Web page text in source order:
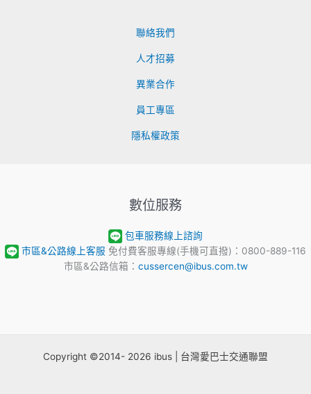
聯絡我們
人才招募
異業合作
員工專區
隱私權政策
數位服務
包車服務線上諮詢
市區&公路線上客服 免付費客服專線(手機可直撥)：0800-889-116
市區&公路信箱： cussercen@ibus.com.tw
Copyright ©2014- 2026 ibus | 台灣愛巴士交通聯盟